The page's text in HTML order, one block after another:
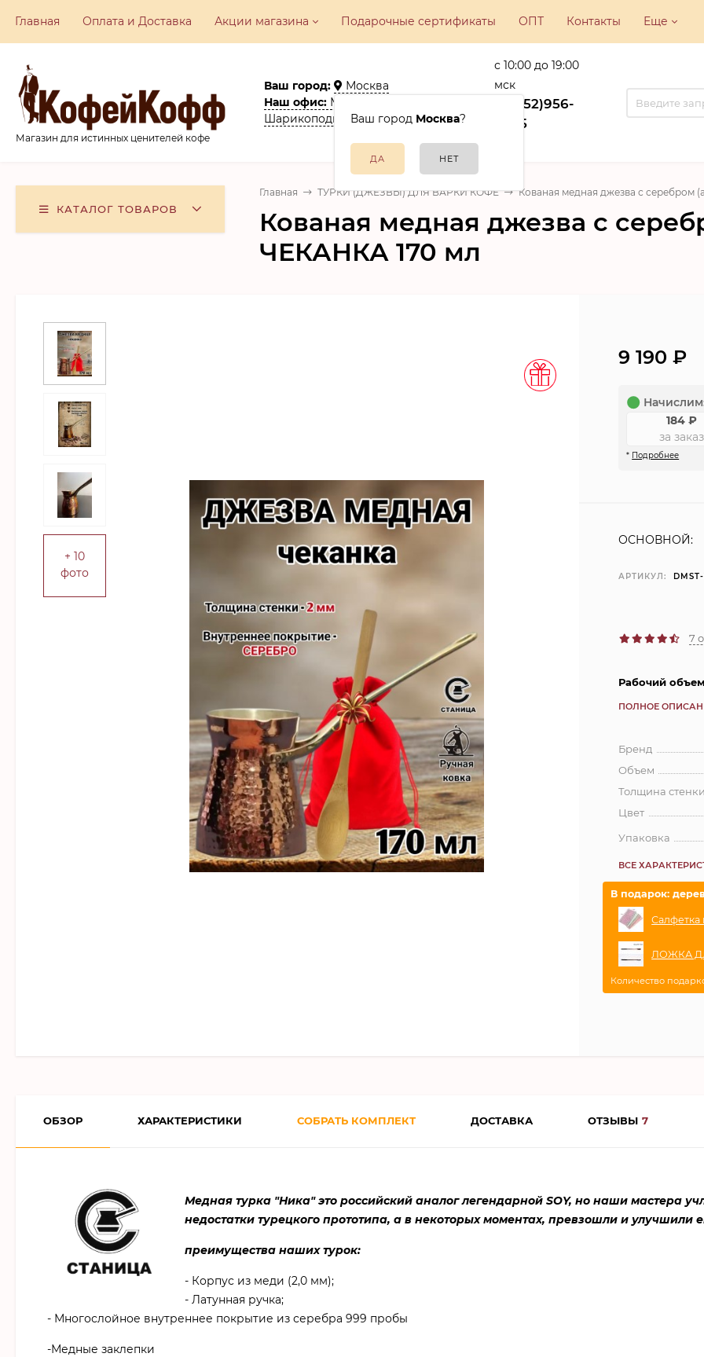
Главная Оплата и Доставка Акции​ магазина Подарочные сертификаты ОПТ Контакты Еще
Магазин для истинных ценителей кофе
Ваш город: Москва
Ваш город Москва?
Наш офис: Москва, ул.
Шарикоподшипниковская, 22
с 10:00 до 19:00
мск
+7(952)956-
15-35
КАТАЛОГ ТОВАРОВ
Главная ТУРКИ (ДЖЕЗВЫ) ДЛЯ ВАРКИ КОФЕ Кованая медная джезва с серебром
Кованая медная джезва с
ЧЕКАНКА 170 мл
+ 10
фото
9 190₽
184 ₽
за заказ
* Подробнее
ОСНОВНОЙ:
АРТИКУЛ:
7
Рабочий
ПОЛНОЕ
Бренд
Объем
Толщина стенки
Цвет
Упаковка
ВСЕ
В подарок:
ЛОЖКА
Количество
ОБЗОР ХАРАКТЕРИСТИКИ СОБРАТЬ КОМПЛЕКТ ДОСТАВКА ОТЗЫВЫ 7
Медная турка "Ника" это российский аналог легендарной SOY, но наши мастера
недостатки турецкого прототипа, а в некоторых моментах, превзошли и улучшили
преимущества наших турок:
- Корпус из меди (2,0 мм);
- Латунная ручка;
- Многослойное внутреннее покрытие из серебра 999 пробы
-Медные заклепки